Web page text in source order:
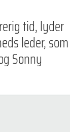
tid, lyder
leder, som
Sonny